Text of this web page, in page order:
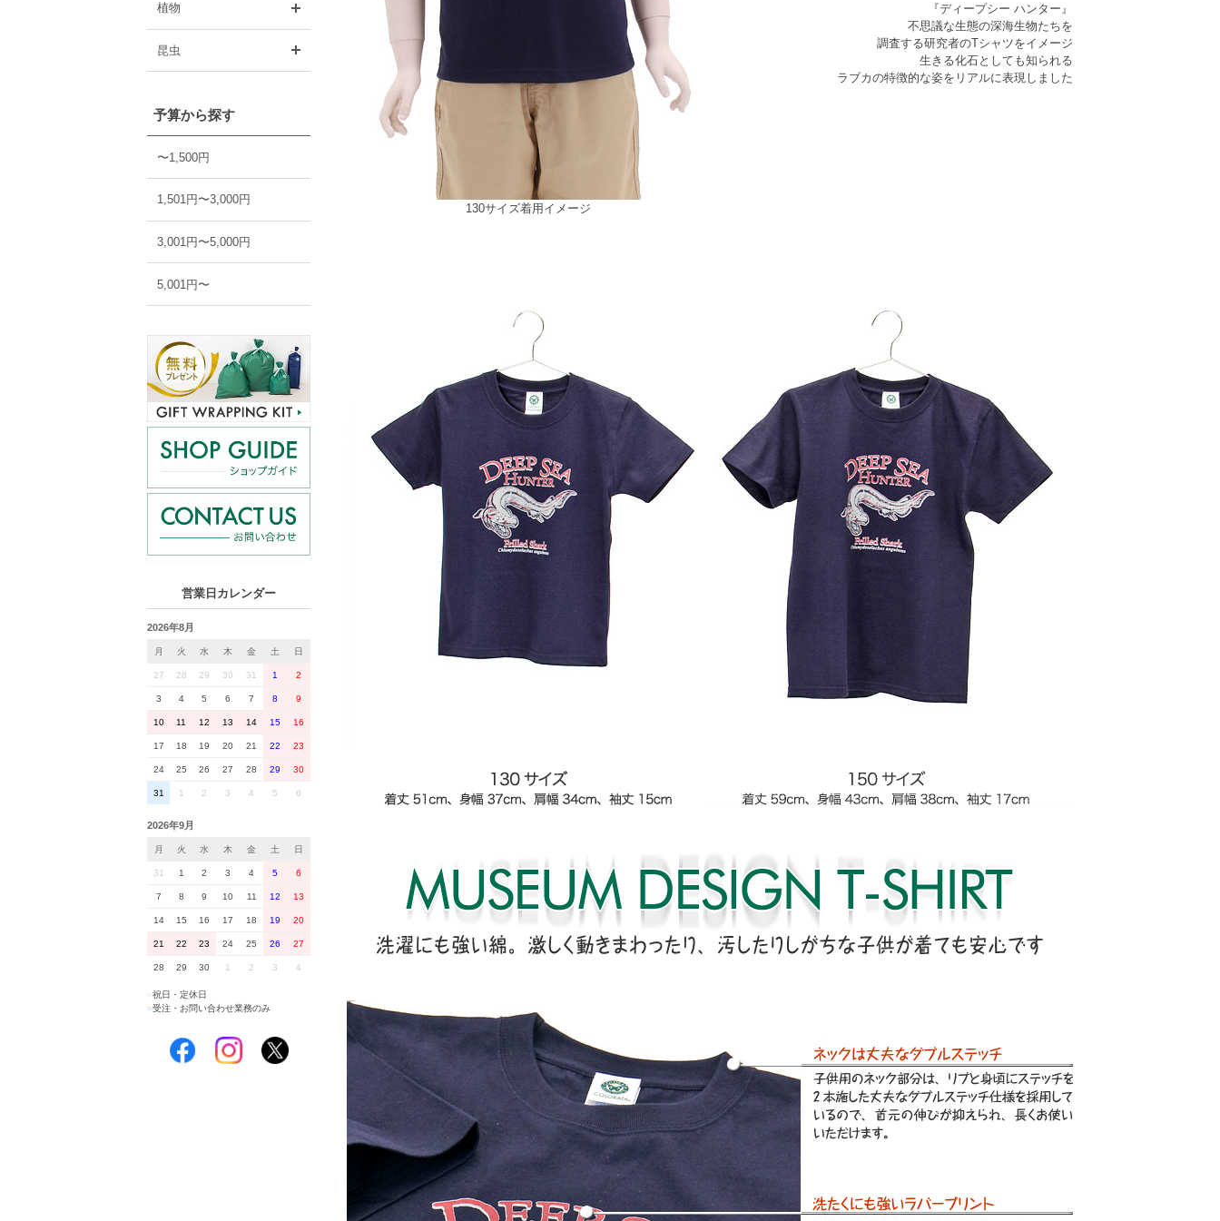
植物
昆虫
予算から探す
〜1,500円
1,501円〜3,000円
3,001円〜5,000円
5,001円〜
営業日カレンダー
2026年8月
月 火 水 木 金 土 日
27 28 29 30 31 1 2
3 4 5 6 7 8 9
10 11 12 13 14 15 16
17 18 19 20 21 22 23
24 25 26 27 28 29 30
31 1 2 3 4 5 6
2026年9月
月 火 水 木 金 土 日
31 1 2 3 4 5 6
7 8 9 10 11 12 13
14 15 16 17 18 19 20
21 22 23 24 25 26 27
28 29 30 1 2 3 4
祝日・定休日
■受注・お問い合わせ業務のみ
『ディープシー ハンター』
不思議な生態の深海生物たちを
調査する研究者のTシャツをイメージ
生きる化石としても知られる
ラブカの特徴的な姿をリアルに表現しました
130サイズ着用イメージ